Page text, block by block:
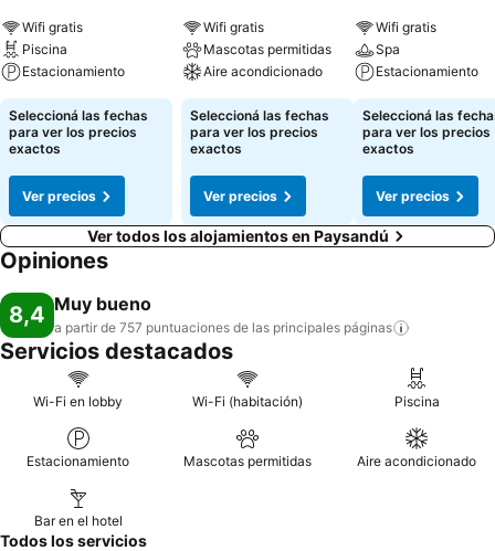
Wifi gratis
Piscina
Estacionamiento
Seleccioná las fechas
para ver los precios
exactos
Ver precios
Wifi gratis
Mascotas permitidas
Aire acondicionado
Seleccioná las fechas
para ver los precios
exactos
Ver precios
Wifi gratis
Spa
Estacionamiento
Seleccioná las
para ver los precios
exactos
Ver precios
Ver todos los alojamientos en Paysandú
Opiniones
8,4 Muy bueno
a partir de 757 puntuaciones de las principales páginas
Servicios destacados
Wi-Fi en lobby Wi-Fi (habitación) Piscina
Estacionamiento Mascotas permitidas Aire acondicionado
Bar en el hotel
Todos los servicios